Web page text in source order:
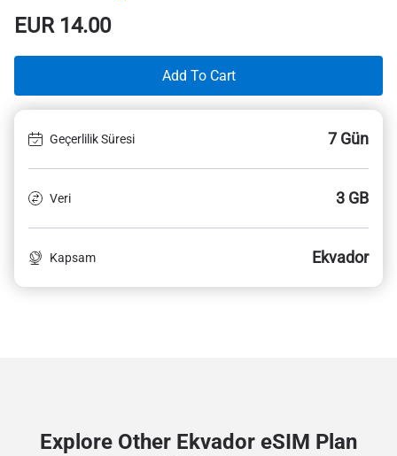
EUR14.00
Add To Cart
Geçerlilik Süresi 7 Gün
Veri 3 GB
Kapsam Ekvador
Explore Other Ekvador eSIM Plan